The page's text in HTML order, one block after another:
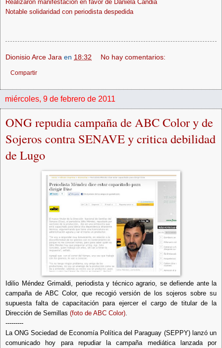
Realizaron manifestación en favor de Daniela Candia
Notable solidaridad con periodista despedida
Dionisio Arce Jara en 18:32 No hay comentarios:
Compartir
miércoles, 9 de febrero de 2011
ONG repudia campaña de ABC Color y de
Sojeros contra SENAVE y critica debilidad
de Lugo
Idilio Méndez Grimaldi, periodista y técnico agrario, se defiende ante la
campaña de ABC Color, que recogió versión de los sojeros sobre su
supuesta falta de capacitación para ejercer el cargo de titular de la
Dirección de Semillas (foto de ABC Color)
---------
La ONG Sociedad de Economía Política del Paraguay (SEPPY) lanzó un
comunicado hoy para repudiar la campaña mediática lanzada por